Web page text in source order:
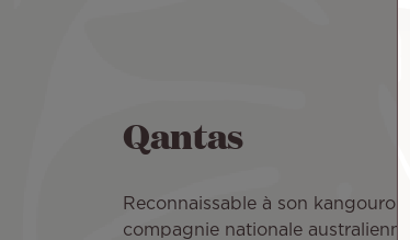
Qantas
Reconnaissable à son
compagnie nationale